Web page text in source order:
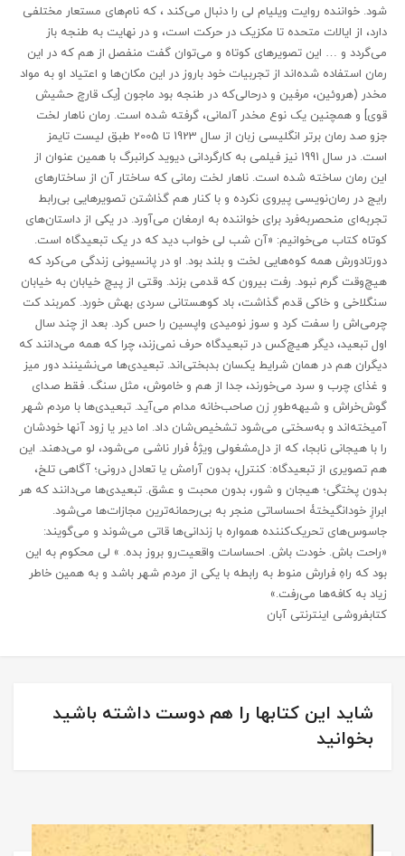
شود. خواننده روایت ویلیام لی را دنبال می‌کند ، که نام‌های مستعار مختلفی
دارد، از ایالات متحده تا مکزیک در حرکت است، و در نهایت به طنجه باز
می‌گردد و … این تصویرهای کوتاه و می‌توان گفت منفصل از هم که در این
رمان استفاده شده‌اند از تجربیات خود باروز در این مکان‌ها و اعتیاد او به مواد
مخدر (هروئین، مرفین و در‌حالی‌که در طنجه بود ماجون [یک قارچ حشیش
قوی] و همچنین یک نوع مخدر آلمانی، گرفته شده است. رمان ناهار لخت
جزو صد رمان برتر انگلیسی زبان از سال 1923 تا 2005 طبق لیست تایمز
است. در سال 1991 نیز فیلمی به کارگردانی دیوید کرانبرگ با همین عنوان از
این رمان ساخته شده است. ناهار لخت رمانی که ساختار آن از ساختارهای
رایج در رمان‌نویسی پیروی نکرده و با کنار هم گذاشتن تصویرهایی بی‌رابط
تجربه‌ای منحصر‌به‌فرد برای خواننده به ارمغان می‌آورد. در یکی از داستان‌های
کوتاه کتاب می‌خوانیم: «آن شب لی خواب دید که در یک تبعیدگاه است.
دورتادورش همه کوه‌هایی لخت و بلند بود. او در پانسیونی زندگی می‌کرد که
هیچ‌وقت گرم نبود. رفت بیرون که قدمی بزند. وقتی از پیچ خیابان به خیابان
سنگلاخی و خاکی قدم گذاشت، باد کوهستانی سردی بهش خورد. کمربند کت
چرمی‌اش را سفت کرد و سوز نومیدی واپسین را حس کرد. بعد از چند سال
اول تبعید، دیگر هیچ‌کس در تبعیدگاه حرف نمی‌زند، چرا که همه می‌دانند که
دیگران هم در همان شرایط یکسان بدبختی‌اند. تبعیدی‌ها می‌نشینند دور میز
و غذای چرب و سرد می‌خورند، جدا از هم و خاموش، مثل سنگ. فقط صدای
گوش‌خراش و شیهه‌طورِ زن صاحب‌خانه مدام می‌آید. تبعیدی‌ها با مردم شهر
آمیخته‌اند و به‌سختی می‌شود تشخیص‌شان داد. اما دیر یا زود آنها خودشان
را با هیجانی نابجا، که از دل‌مشغولی ویژۀ فرار ناشی می‌شود، لو می‌دهند. این
هم تصویری از تبعیدگاه: کنترل، بدون آرامش یا تعادل درونی؛ آگاهی تلخ،
بدون پختگی؛ هیجان و شور، بدون محبت و عشق. تبعیدی‌ها می‌دانند که هر
ابرازِ خودانگیختۀ احساساتی منجر به بی‌رحمانه‌ترین مجازات‌ها می‌شود.
جاسوس‌های تحریک‌کننده همواره با زندانی‌ها قاتی می‌شوند و می‌گویند:
«راحت باش. خودت باش. احساسات واقعیت‌رو بروز بده. » لی محکوم به این
بود که راهِ فرارش منوط به رابطه با یکی از مردم شهر باشد و به همین خاطر
زیاد به کافه‌ها می‌رفت.»
کتابفروشی اینترنتی آبان
شاید این کتابها را هم دوست داشته باشید
بخوانید